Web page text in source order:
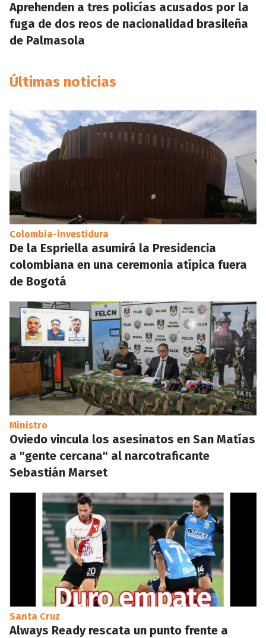
Aprehenden a tres policías acusados por la
fuga de dos reos de nacionalidad brasileña
de Palmasola
Últimas noticias
Colombia-investidura
De la Espriella asumirá la Presidencia
colombiana en una ceremonia atípica fuera
de Bogotá
Ministro
Oviedo vincula los asesinatos en San Matías
a "gente cercana" al narcotraficante
Sebastián Marset
Santa Cruz
Always Ready rescata un punto frente a